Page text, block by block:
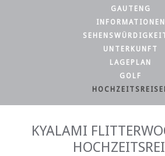
GAUTENG
INFORMATIONEN
UNTERKUNFT
LAGEPLAN
GOLF
KYALAMI